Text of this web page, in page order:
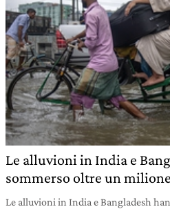
Le alluvioni in India e
sommerso oltre un
Le alluvioni in India e Bangladesh